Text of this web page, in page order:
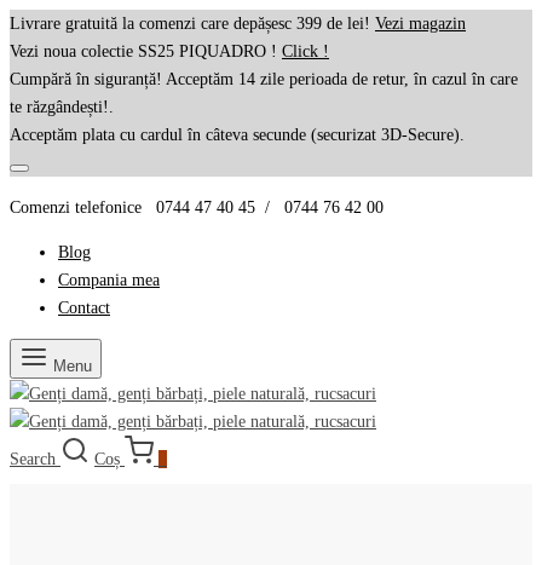
Livrare gratuită la comenzi care depășesc 399 de lei! Vezi magazin
Vezi noua colectie SS25 PIQUADRO ! Click !
Cumpără în siguranță! Acceptăm 14 zile perioada de retur, în cazul în care
te răzgândești!.
Acceptăm plata cu cardul în câteva secunde (securizat 3D-Secure).
Comenzi telefonice 0744 47 40 45 / 0744 76 42 00
Blog
Compania mea
Contact
Menu
Search Coș